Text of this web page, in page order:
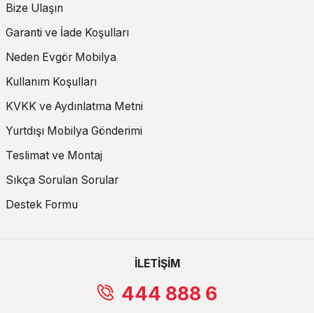
Bize Ulaşın
Garanti ve İade Koşulları
Neden Evgör Mobilya
Kullanım Koşulları
KVKK ve Aydınlatma Metni
Yurtdışı Mobilya Gönderimi
Teslimat ve Montaj
Sıkça Sorulan Sorular
Destek Formu
İLETİŞİM
444 888 6